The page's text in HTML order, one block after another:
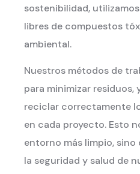
sostenibilidad,
libres de compuestos
ambiental.
Nuestros métodos de
para minimizar residuos,
reciclar correctamente
en cada proyecto. Esto
entorno más limpio,
la seguridad y salud de